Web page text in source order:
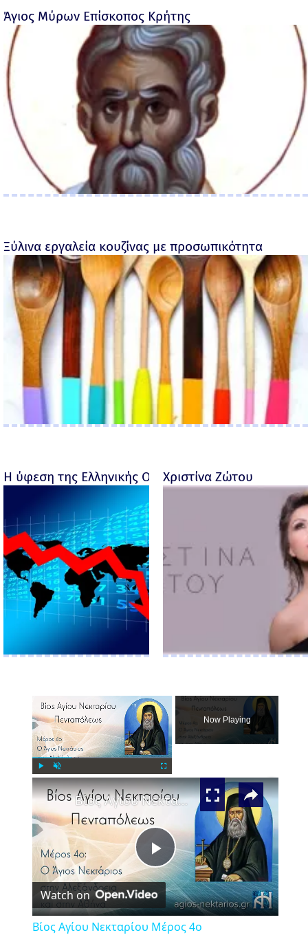
Άγιος Μύρων Επίσκοπος Κρήτης
Ξύλινα εργαλεία κουζίνας με προσωπικότητα
Η ύφεση της Ελληνικής Οικονομίας - Ροσέτος
Χριστίνα Ζώτου
Now Playing
×
Play
Video
Βίος Αγίου Νεκταρίου Μέρος 4ο
Watch on
Βίος Αγίου Νεκταρίου Μέρος 4ο